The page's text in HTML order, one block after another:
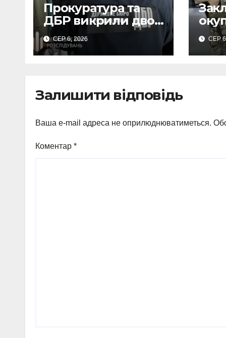
Прокуратура та
ДБР викрили двох
посадовців ДПС
Сумщини на
вимаганні
СЕР 6, 2026
таСЕР
Залишити відповідь
Ваша e-mail адреса не оприлюднюватиметься.
Коментар *